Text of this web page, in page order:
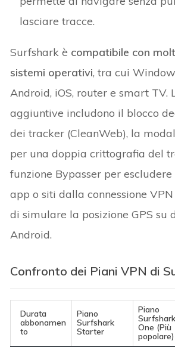
lasciare tracce.
Surfshark è compatibile con
sistemi operativi, tra cui
Android, iOS, router e smart TV.
aggiuntive includono il blocco
dei tracker (CleanWeb), la
per una doppia crittografia del
funzione Bypasser per
app o siti dalla connessione
di simulare la posizione GPS su
Android.
Confronto dei Piani VPN di
Durata
abbonamen
to
Piano
Surfshark
Starter
Piano
Surfshark
One (Più
popolare)